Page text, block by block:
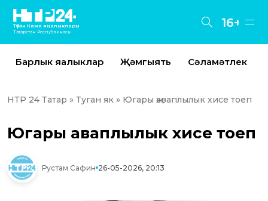
Түбән Кама яңалыклары
Татарстан Республикасы
16+
Барлык яңалыклар Җәмгыять Сәламәтлек
НТР 24 Татар » Туган як » Югары җаваплылык хисе тоеп
Югары җаваплылык хисе тоеп
Рустам Сафин 26-05-2026, 20:13